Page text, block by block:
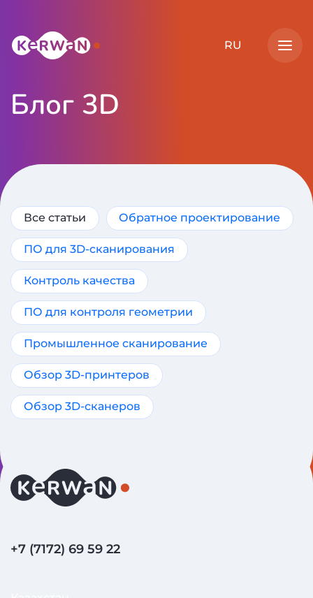
RU
Блог 3D
Popular blog articles
Все статьи Обратное проектирование
ПО для 3D-сканирования
Контроль качества
ПО для контроля геометрии
Промышленное сканирование
Обзор 3D-принтеров
Обзор 3D-сканеров
+7 (7172) 69 59 22